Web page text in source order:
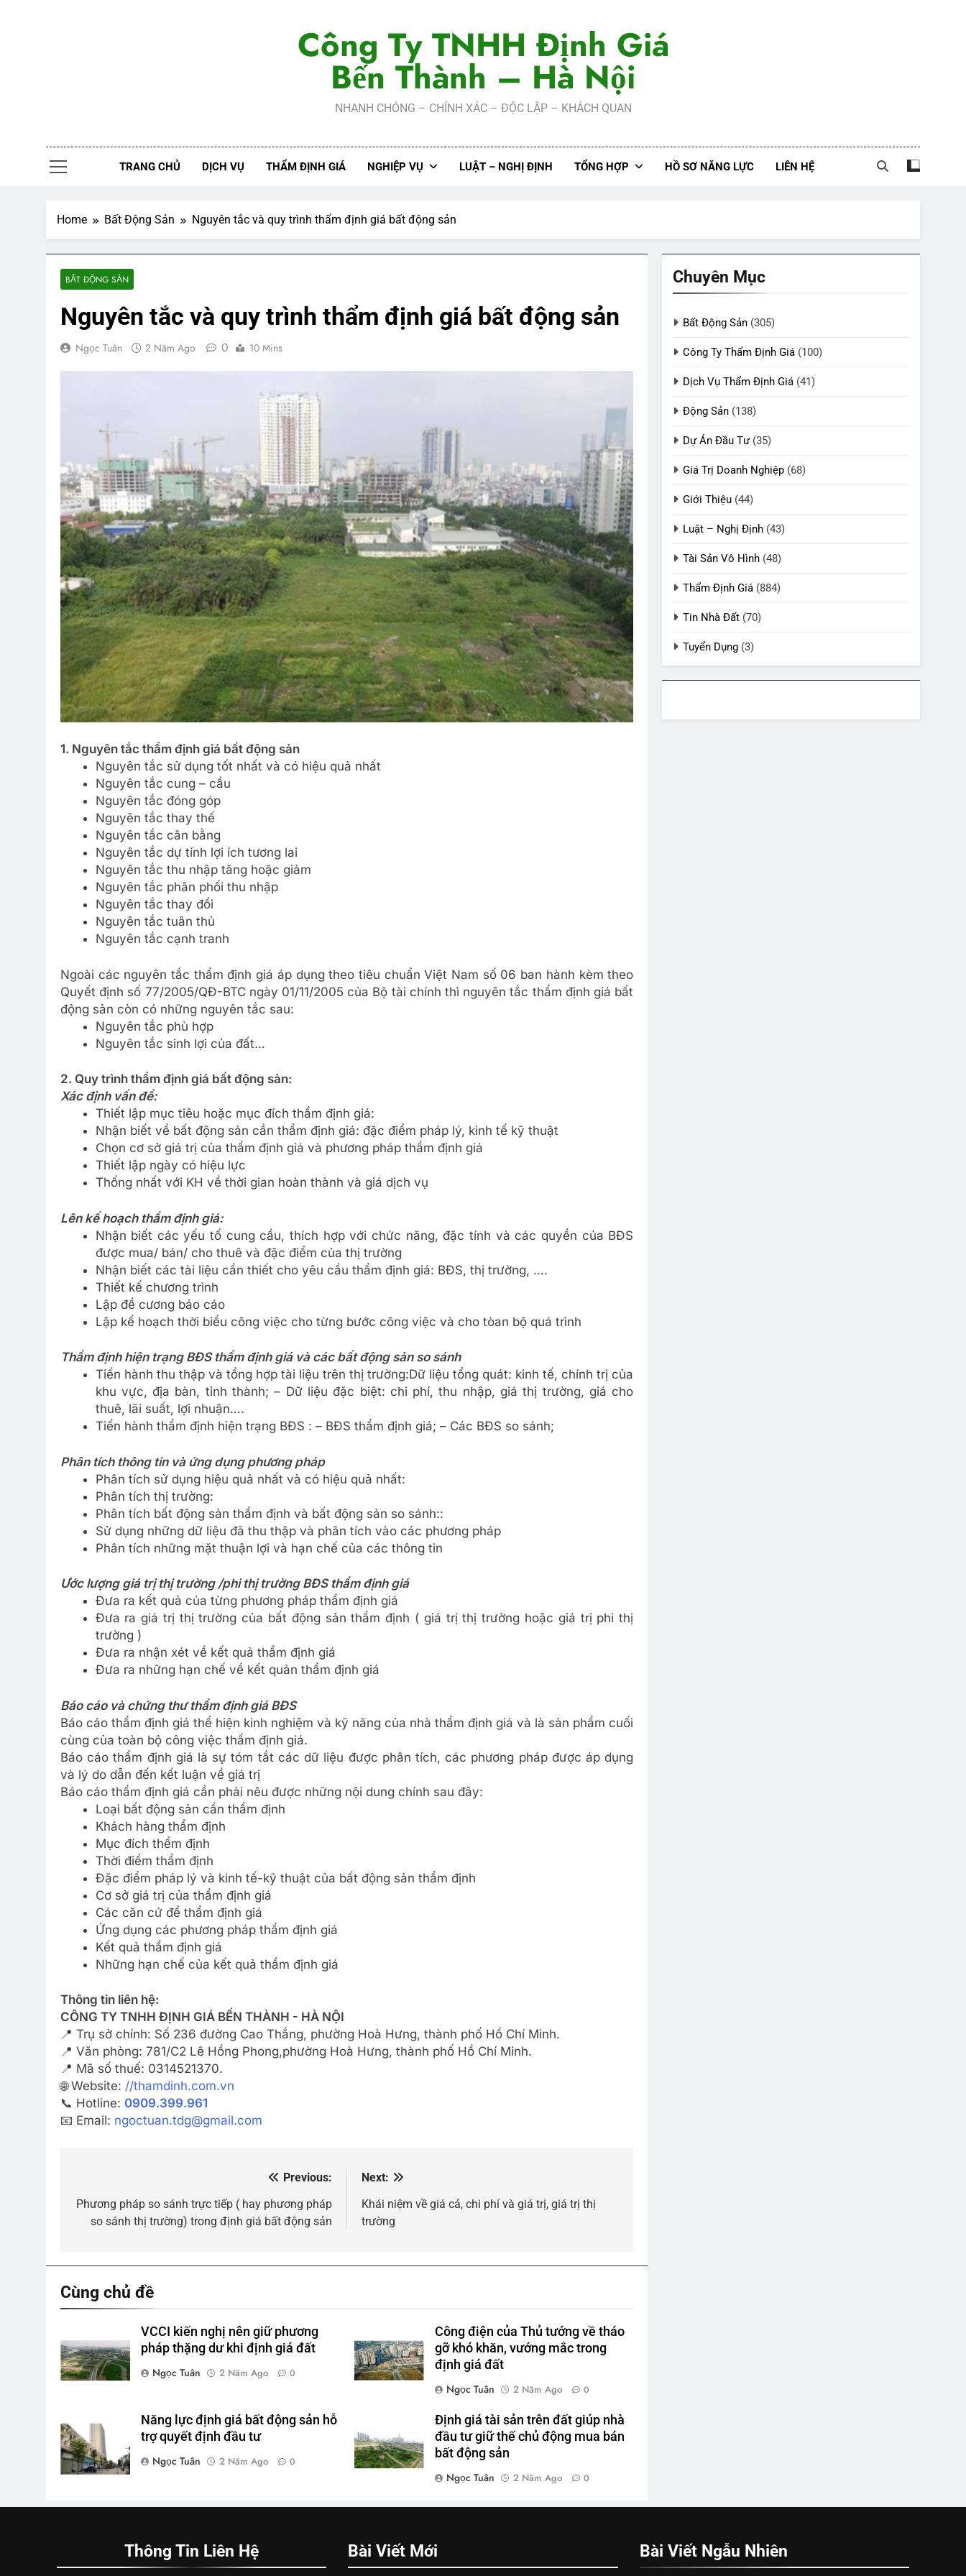
Công Ty TNHH Định Giá
Bến Thành – Hà Nội
NHANH CHÓNG – CHÍNH XÁC – ĐỘC LẬP – KHÁCH QUAN
TRANG CHỦ DỊCH VỤ THẨM ĐỊNH GIÁ NGHIỆP VỤ LUẬT – NGHỊ ĐỊNH TỔNG HỢP HỒ SƠ NĂNG LỰC LIÊN HỆ
Home Bất Động Sản Nguyên tắc và quy trình thẩm định giá bất động sản
BẤT ĐỘNG SẢN
Nguyên tắc và quy trình thẩm định giá bất động sản
Ngọc Tuân 2 Năm Ago 0 10 Mins
1. Nguyên tắc thẩm định giá bất động sản
Nguyên tắc sử dụng tốt nhất và có hiệu quả nhất
Nguyên tắc cung – cầu
Nguyên tắc đóng góp
Nguyên tắc thay thế
Nguyên tắc cân bằng
Nguyên tắc dự tính lợi ích tương lai
Nguyên tắc thu nhập tăng hoặc giảm
Nguyên tắc phân phối thu nhập
Nguyên tắc thay đổi
Nguyên tắc tuân thủ
Nguyên tắc cạnh tranh
Ngoài các nguyên tắc thẩm định giá áp dụng theo tiêu chuẩn Việt Nam số 06 ban hành kèm theo
Quyết định số 77/2005/QĐ-BTC ngày 01/11/2005 của Bộ tài chính thì nguyên tắc thẩm định giá bất
động sản còn có những nguyên tắc sau:
Nguyên tắc phù hợp
Nguyên tắc sinh lợi của đất…
2. Quy trình thẩm định giá bất động sản:
Xác định vấn đề:
Thiết lập mục tiêu hoặc mục đích thẩm định giá:
Nhận biết về bất động sản cần thẩm định giá: đặc điểm pháp lý, kinh tế kỹ thuật
Chọn cơ sở giá trị của thẩm định giá và phương pháp thẩm định giá
Thiết lập ngày có hiệu lực
Thống nhất với KH về thời gian hoàn thành và giá dịch vụ
Lên kế hoạch thẩm định giá:
Nhận biết các yếu tố cung cầu, thích hợp với chức năng, đặc tính và các quyền của BĐS
được mua/ bán/ cho thuê và đặc điểm của thị trường
Nhận biết các tài liệu cần thiết cho yêu cầu thẩm định giá: BĐS, thị trường, ….
Thiết kế chương trình
Lập đề cương báo cáo
Lập kế hoạch thời biểu công việc cho từng bước công việc và cho tòan bộ quá trình
Thẩm định hiện trạng BĐS thẩm định giá và các bất động sản so sánh
Tiến hành thu thập và tổng hợp tài liệu trên thị trường:Dữ liệu tổng quát: kinh tế, chính trị của
khu vực, địa bàn, tỉnh thành; – Dữ liệu đặc biệt: chi phí, thu nhập, giá thị trường, giá cho
thuê, lãi suất, lợi nhuận….
Tiến hành thẩm định hiện trạng BĐS : – BĐS thẩm định giá; – Các BĐS so sánh;
Phân tích thông tin và ứng dụng phương pháp
Phân tích sử dụng hiệu quả nhất và có hiệu quả nhất:
Phân tích thị trường:
Phân tích bất động sản thẩm định và bất động sản so sánh::
Sử dụng những dữ liệu đã thu thập và phân tích vào các phương pháp
Phân tích những mặt thuận lợi và hạn chế của các thông tin
Ước lượng giá trị thị trường /phi thị trường BĐS thẩm định giá
Đưa ra kết quả của từng phương pháp thẩm định giá
Đưa ra giá trị thị trường của bất động sản thẩm định ( giá trị thị trường hoặc giá trị phi thị
trường )
Đưa ra nhận xét về kết quả thẩm định giá
Đưa ra những hạn chế về kết quản thẩm định giá
Báo cáo và chứng thư thẩm định giá BĐS
Báo cáo thẩm định giá thể hiện kinh nghiệm và kỹ năng của nhà thẩm định giá và là sản phẩm cuối
cùng của toàn bộ công việc thẩm định giá.
Báo cáo thẩm định giá là sự tóm tắt các dữ liệu được phân tích, các phương pháp được áp dụng
và lý do dẫn đến kết luận về giá trị
Báo cáo thẩm định giá cần phải nêu được những nội dung chính sau đây:
Loại bất động sản cần thẩm định
Khách hàng thẩm định
Mục đích thểm định
Thời điểm thẩm định
Đặc điểm pháp lý và kinh tế-kỹ thuật của bất động sản thẩm định
Cơ sở giá trị của thẩm định giá
Các căn cứ để thẩm định giá
Ứng dụng các phương pháp thẩm định giá
Kết quả thẩm định giá
Những hạn chế của kết quả thẩm định giá
Thông tin liên hệ:
CÔNG TY TNHH ĐỊNH GIÁ BẾN THÀNH - HÀ NỘI
📍 Trụ sở chính: Số 236 đường Cao Thắng, phường Hoà Hưng, thành phố Hồ Chí Minh.
📍 Văn phòng: 781/C2 Lê Hồng Phong,phường Hoà Hưng, thành phố Hồ Chí Minh.
📍 Mã số thuế: 0314521370.
🌐 Website: //thamdinh.com.vn
📞 Hotline: 0909.399.961
📧 Email: ngoctuan.tdg@gmail.com
hướng
Previous:
Phương pháp so sánh trực tiếp ( hay phương pháp
so sánh thị trường) trong định giá bất động sản
Next:
Khái niệm về giá cả, chi phí và giá trị, giá trị thị
trường
Cùng chủ đề
VCCI kiến nghị nên giữ phương
pháp thặng dư khi định giá đất
Ngọc Tuân
2 Năm Ago 0
Công điện của Thủ tướng về tháo
gỡ khó khăn, vướng mắc trong
định giá đất
Ngọc Tuân
2 Năm Ago 0
Năng lực định giá bất động sản hỗ
trợ quyết định đầu tư
Ngọc Tuân
2 Năm Ago 0
Định giá tài sản trên đất giúp nhà
đầu tư giữ thế chủ động mua bán
bất động sản
Ngọc Tuân
2 Năm Ago 0
Chuyên Mục
Bất Động Sản (305)
Công Ty Thẩm Định Giá (100)
Dịch Vụ Thẩm Định Giá (41)
Động Sản (138)
Dự Án Đầu Tư(35)
Giá Trị Doanh Nghiệp (68)
Giới Thiệu (44)
Luật – Nghị Định (43)
Tài Sản Vô Hình (48)
Thẩm Định Giá (884)
Tin Nhà Đất (70)
Tuyển Dụng (3)
Thông Tin Liên Hệ Bài Viết Mới Bài Viết Ngẫu Nhiên